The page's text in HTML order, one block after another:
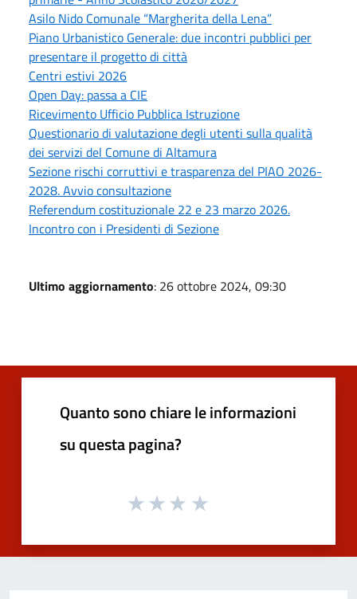
Asilo Nido Comunale “Margherita della Lena”
Piano Urbanistico Generale: due incontri pubblici per
presentare il progetto di città
Centri estivi 2026
Open Day: passa a CIE
Ricevimento Ufficio Pubblica Istruzione
Questionario di valutazione degli utenti sulla qualità
dei servizi del Comune di Altamura
Sezione rischi corruttivi e trasparenza del PIAO 2026-
2028. Avvio consultazione
Referendum costituzionale 22 e 23 marzo 2026.
Incontro con i Presidenti di Sezione
Ultimo aggiornamento: 26 ottobre 2024, 09:30
Quanto sono chiare le informazioni
su questa pagina?